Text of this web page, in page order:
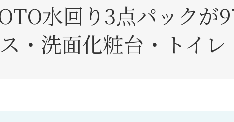
水回り3点パックが
・洗面化粧台・トイレ